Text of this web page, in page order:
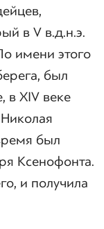
в V в.д.н.э.
имени этого
был
в XIV веке
был
Ксенофонта.
и получила